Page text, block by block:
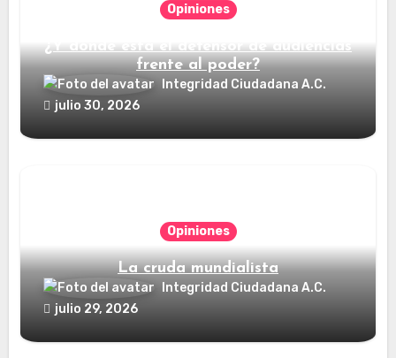
Opiniones
¿Y dónde está el defensor de audiencias
frente al poder?
Integridad Ciudadana A.C.
julio 30, 2026
Opiniones
La cruda mundialista
Integridad Ciudadana A.C.
julio 29, 2026